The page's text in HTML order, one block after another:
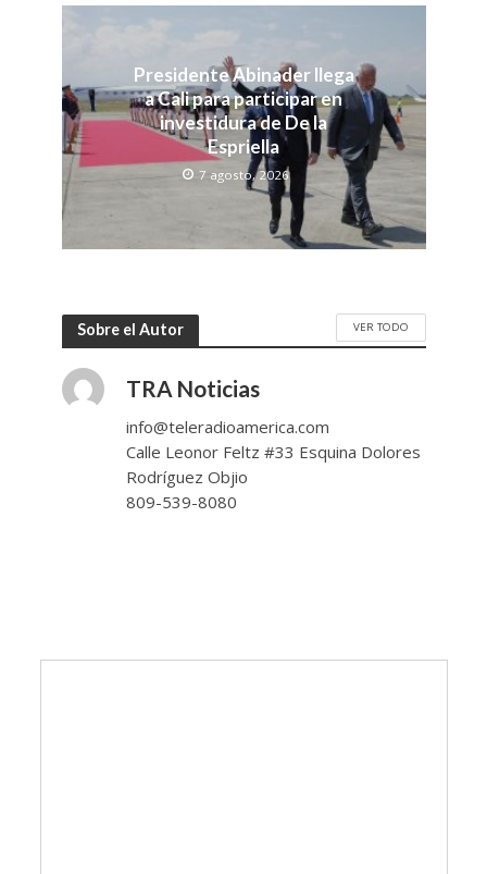
Presidente Abinader llega
a Cali para participar en
investidura de De la
Espriella
7 agosto, 2026
Sobre el Autor VER TODO
TRA Noticias
info@teleradioamerica.com
Calle Leonor Feltz #33 Esquina Dolores
Rodríguez Objio
809-539-8080